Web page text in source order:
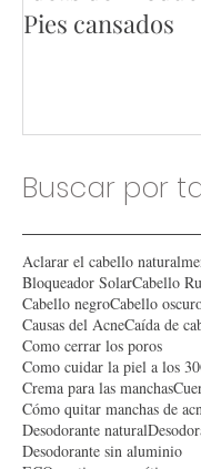
Ideas de
Buscar por
Aclarar el cabello
Bloqueador SolarCabello
Cabello negroCabello
Causas del Acne Caída de
Como cerrar los poros
Como cuidar la piel a los 30
Crema para las manchas
Cómo quitar manchas de
Desodorante natural